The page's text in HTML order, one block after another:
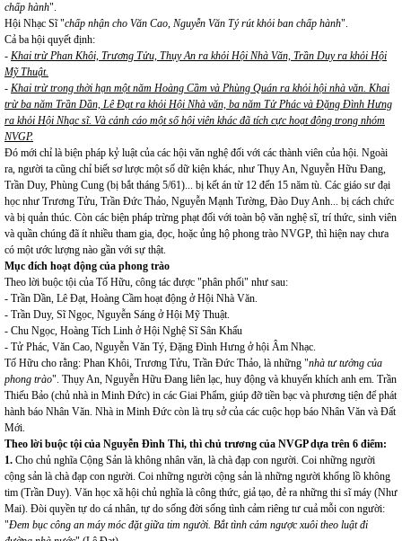
chấp hành".
Hội Nhạc Sĩ "chấp nhận cho Văn Cao, Nguyễn Văn Tý rút khỏi ban chấp hành".
Cả ba hội quyết định:
- Khai trừ Phan Khôi, Trương Tửu, Thụy An ra khỏi Hội Nhà Văn, Trần Duy ra khỏi Hội
Mỹ Thuật.
- Khai trừ trong thời hạn một năm Hoàng Cầm và Phùng Quán ra khỏi hội nhà văn. Khai
trừ ba năm Trần Dần, Lê Đạt ra khỏi Hội Nhà văn, ba năm Tử Phác và Đặng Đình Hưng
ra khỏi Hội Nhạc sĩ. Và cảnh cáo một số hội viên khác đã tích cực hoạt động trong nhóm
NVGP.
Đó mới chỉ là biện pháp kỷ luật của các hội văn nghệ đối với các thành viên của hội. Ngoài
ra, người ta cũng chỉ biết sơ lược một số dữ kiện khác, như Thụy An, Nguyễn Hữu Đang,
Trần Duy, Phùng Cung (bị bắt tháng 5/61)... bị kết án từ 12 đến 15 năm tù. Các giáo sư đại
học như Trương Tửu, Trần Đức Thảo, Nguyễn Mạnh Tường, Đào Duy Anh... bị cách chức
và bị quản thúc. Còn các biện pháp trừng phạt đối với toàn bộ văn nghệ sĩ, trí thức, sinh viên
và quần chúng đã ít nhiều tham gia, đọc, hoặc ủng hộ phong trào NVGP, thì hiện nay chưa
có một ước lượng nào gần với sự thật.
Mục đích hoạt động của phong trào
Theo lời buộc tội của Tố Hữu, công tác được "phân phối" như sau:
- Trần Dần, Lê Đạt, Hoàng Cầm hoạt động ở Hội Nhà Văn.
- Trần Duy, Sĩ Ngọc, Nguyễn Sáng ở Hội Mỹ Thuật.
- Chu Ngọc, Hoàng Tích Linh ở Hội Nghệ Sĩ Sân Khấu
- Tử Phác, Văn Cao, Nguyễn Văn Tý, Đặng Đình Hưng ở hội Âm Nhạc.
Tố Hữu cho rằng: Phan Khôi, Trương Tửu, Trần Đức Thảo, là những "nhà tư tưởng của
phong trào". Thụy An, Nguyễn Hữu Đang liên lạc, huy động và khuyến khích anh em. Trần
Thiếu Bảo (chủ nhà in Minh Đức) in các Giai Phẩm, giúp đỡ tiền bạc và phương tiện để phát
hành báo Nhân Văn. Nhà in Minh Đức còn là trụ sở của các cuộc họp báo Nhân Văn và Đất
Mới.
Theo lời buộc tội của Nguyễn Đình Thi, thì chủ trương của NVGP dựa trên 6 điểm:
1. Cho chủ nghĩa Cộng Sản là không nhân văn, là chà đạp con người. Coi những người
cộng sản là chà đạp con người. Coi những người cộng sản là những người khổng lồ không
tim (Trần Duy). Văn học xã hội chủ nghĩa là công thức, giả tạo, đẻ ra những thi sĩ máy (Như
Mai). Đòi quyền tự do cá nhân, tự do sống đời sống tình cảm riêng tư cuả mỗi con người:
"Đem bục công an máy móc đặt giữa tim người. Bắt tình cảm ngược xuôi theo luật đi